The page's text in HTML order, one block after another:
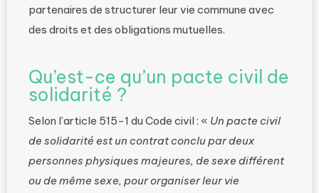
partenaires de structurer leur vie commune avec
des droits et des obligations mutuelles.
Qu’est-ce qu’un pacte civil de
solidarité ?
Selon l’article 515-1 du Code civil : « Un pacte civil
de solidarité est un contrat conclu par deux
personnes physiques majeures, de sexe différent
ou de même sexe, pour organiser leur vie